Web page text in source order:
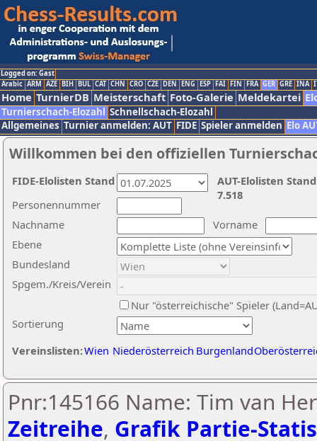
Logged on: Gast
Arabic ARM AZE BIH BUL CAT CHN CRO CZE DEN ENG ESP FAI FIN FRA GER GRE INA
Home TurnierDB Meisterschaft Foto-Galerie Meldekartei
Turnierschach-Elozahl Schnellschach-Elozahl
Allgemeines Turnier anmelden: AUT FIDE Spieler anmelden Elo
Willkommen bei den offiziellen
Nachname
Vorname
Ebene
Sortierung
Personennummer
Bundesland
Spgem./Kreis/Verein
Nur "österreichische" Spieler
Vereinslisten:Wien Niederösterreich Burgenland
AUT-Elolisten
7.518
FIDE-Elolisten Stand
Pnr:145166 Name: Tim van
Zeitreihe, Grafik Partie-